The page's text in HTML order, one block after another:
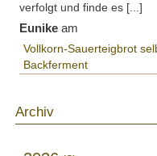
verfolgt und finde es [...]
Eunike am
Vollkorn-Sauerteigbrot
Backferment
Archiv